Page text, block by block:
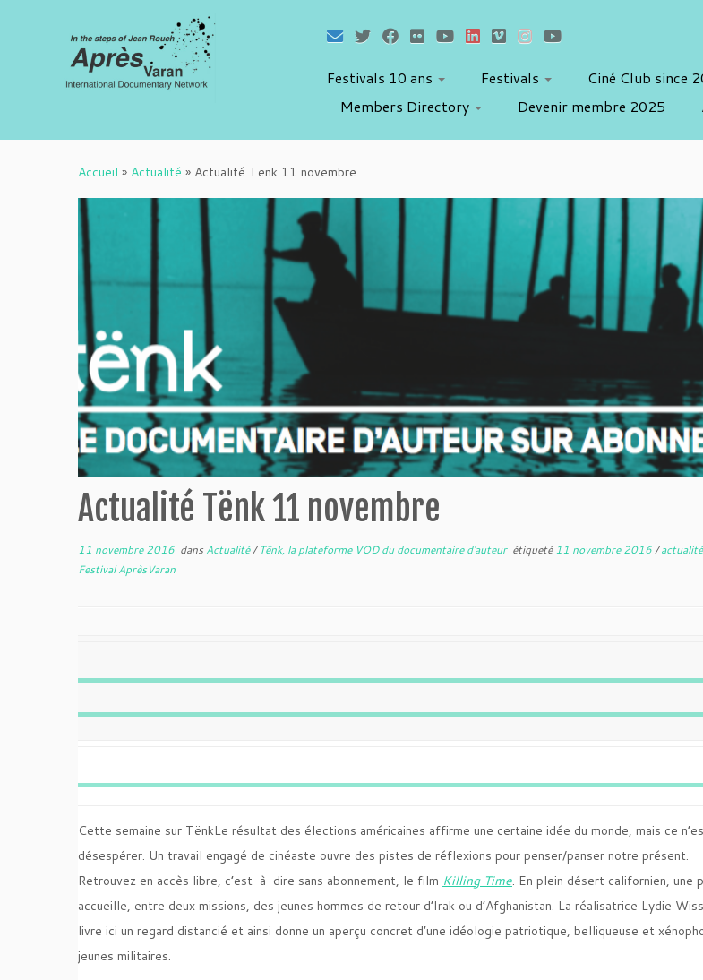
Festivals 10 ans Festivals Ciné Club since
Members Directory
Devenir membre 2025
Accueil » Actualité » Actualité Tënk 11 novembre
Actualité Tënk 11 novembre
11 novembre 2016 dans Actualité/Tënk, la plateforme VOD du documentaire d'auteur étiqueté11 novembre 2016/actualité
Festival AprèsVaran
Cette semaine sur TënkLe résultat des élections américaines affirme une certaine idée du monde, mais ce
désespérer. Un travail engagé de cinéaste ouvre des pistes de réflexions pour penser/panser notre présent.
Retrouvez en accès libre, c’est-à-dire sans abonnement, le film Killing Time. En plein désert californien, une
accueille, entre deux missions, des jeunes hommes de retour d’Irak ou d’Afghanistan. La réalisatrice Lydie
livre ici un regard distancié et ainsi donne un aperçu concret d’une idéologie patriotique, belliqueuse et
jeunes militaires.